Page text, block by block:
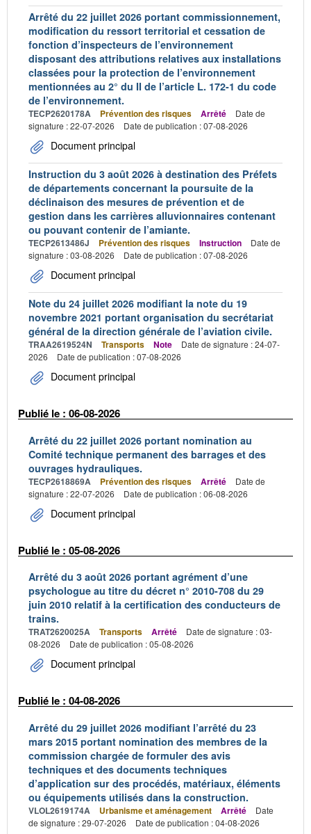
Arrêté du 22 juillet 2026 portant commissionnement,
modification du ressort territorial et cessation de
fonction d’inspecteurs de l’environnement
disposant des attributions relatives aux installations
classées pour la protection de l’environnement
mentionnées au 2° du II de l’article L. 172-1 du code
de l’environnement.
TECP2620178A Prévention des risques Arrêté
Date de
signature : 22-07-2026
Date de publication : 07-08-2026
Document principal
Instruction du 3 août 2026 à destination des Préfets
de départements concernant la poursuite de la
déclinaison des mesures de prévention et de
gestion dans les carrières alluvionnaires contenant
ou pouvant contenir de l’amiante.
TECP2613486J Prévention des risques Instruction
Date de
signature : 03-08-2026
Date de publication : 07-08-2026
Document principal
Note du 24 juillet 2026 modifiant la note du 19
novembre 2021 portant organisation du secrétariat
général de la direction générale de l’aviation civile.
TRAA2619524N Transports Note
Date de signature : 24-07-
2026
Date de publication : 07-08-2026
Document principal
Publié le : 06-08-2026
Arrêté du 22 juillet 2026 portant nomination au
Comité technique permanent des barrages et des
ouvrages hydrauliques.
TECP2618869A Prévention des risques Arrêté
Date de
signature : 22-07-2026
Date de publication : 06-08-2026
Document principal
Publié le : 05-08-2026
Arrêté du 3 août 2026 portant agrément d’une
psychologue au titre du décret n° 2010-708 du 29
juin 2010 relatif à la certification des conducteurs de
trains.
TRAT2620025A Transports Arrêté
Date de signature : 03-
08-2026
Date de publication : 05-08-2026
Document principal
Publié le : 04-08-2026
Arrêté du 29 juillet 2026 modifiant l’arrêté du 23
mars 2015 portant nomination des membres de la
commission chargée de formuler des avis
techniques et des documents techniques
d’application sur des procédés, matériaux, éléments
ou équipements utilisés dans la construction.
VLOL2619174A Urbanisme et aménagement Arrêté
Date
de signature : 29-07-2026
Date de publication : 04-08-2026